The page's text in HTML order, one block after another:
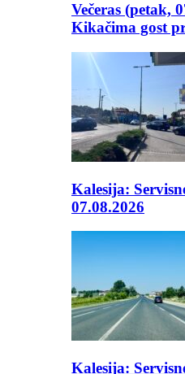
Večeras (petak,
Kikačima gost
Kalesija:
07.08.2026
Kalesija: